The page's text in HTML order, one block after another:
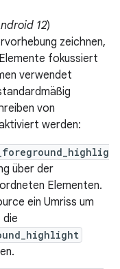
12)
zeichnen,
fokussiert
verwendet
von
werden:
über der
Elementen.
ein Umriss um
die